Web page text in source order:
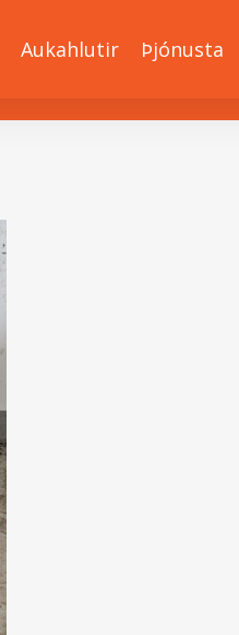
Aukahlutir Þjónusta